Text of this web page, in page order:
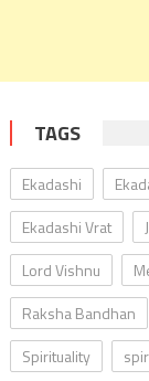
TAGS
Ekadashi
Ekadashi Vrat
Lord Vishnu
Raksha Bandhan
Spirituality